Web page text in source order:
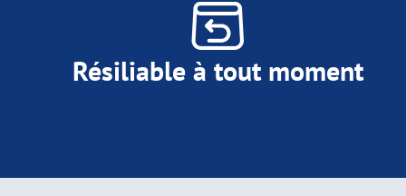
Résiliable à tout moment